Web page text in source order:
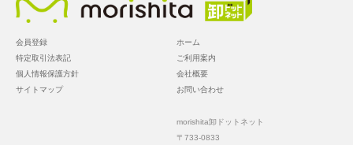
ホーム
ご利用案内
会社概要
お問い合わせ
会員登録
特定取引法表記
個人情報保護方針
サイトマップ
morishita卸ドットネット
〒733-0833